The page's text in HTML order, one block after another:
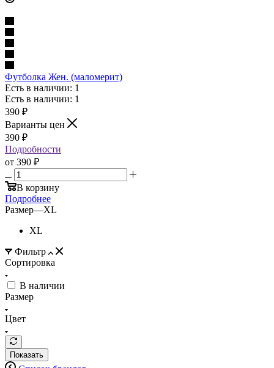
Футболка Жен. (маломерит)
Есть в наличии: 1
Есть в наличии: 1
390 ₽
Варианты цен
390 ₽
Подробности
от 390 ₽
В корзину
Подробнее
Размер—XL
XL
Фильтр
Сортировка
В наличии
Размер
Цвет
Показать